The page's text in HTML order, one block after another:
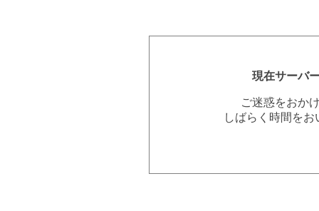
現在サーバ
ご迷惑をおか
しばらく時間を